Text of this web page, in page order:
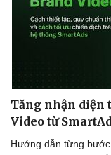
Thông tin doanh
Doanh nghiệp 24h
Doanh nhân
Vì cộng đồng
Tăng nhận diện
Video từ
Hướng dẫn từng